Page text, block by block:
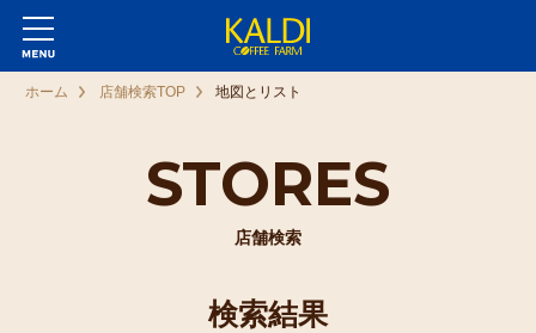
STORES
店舗検索
ホーム 店舗検索TOP 地図とリスト
検索結果